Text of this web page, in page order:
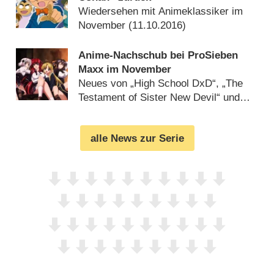
Wiedersehen mit Animeklassiker im
November (11.10.2016)
Anime-Nachschub bei ProSieben
Maxx im November
Neues von „High School DxD“, „The
Testament of Sister New Devil“ und
alle News zur Serie